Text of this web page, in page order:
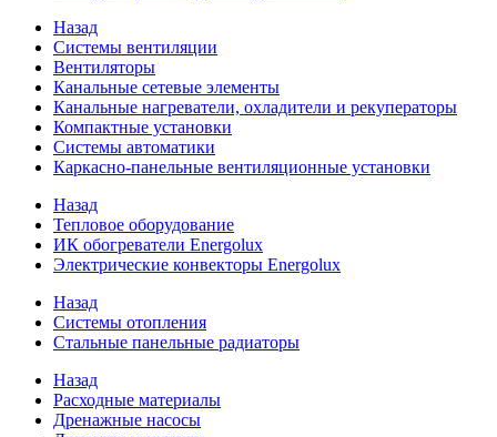
Назад
Системы вентиляции
Вентиляторы
Канальные сетевые элементы
Канальные нагреватели, охладители и рекуператоры
Компактные установки
Системы автоматики
Каркасно-панельные вентиляционные установки
Назад
Тепловое оборудование
ИК обогреватели Energolux
Электрические конвекторы Energolux
Назад
Системы отопления
Стальные панельные радиаторы
Назад
Расходные материалы
Дренажные насосы